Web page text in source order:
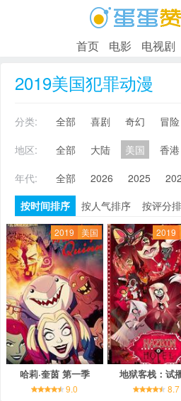
首页 电影 电视剧
2019美国犯罪动漫
分类: 全部 喜剧 奇幻 冒险
地区:
全部 大陆 美国 香港
年代:
全部 2026 2025
按时间排序
按人气排序 按评分
2019 美国
哈莉·奎茵 第一季
9.0
2019
地狱客栈：试
8.7